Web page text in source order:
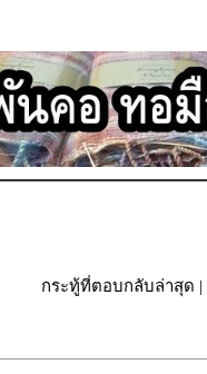
กระทู้ที่ตอบกลับล่าสุด |